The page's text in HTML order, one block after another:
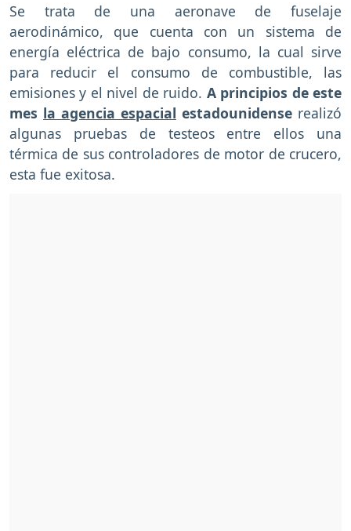
Se trata de una aeronave de fuselaje
aerodinámico, que cuenta con un sistema de
energía eléctrica de bajo consumo, la cual sirve
para reducir el consumo de combustible, las
emisiones y el nivel de ruido. A principios de este
mes la agencia espacial estadounidense realizó
algunas pruebas de testeos entre ellos una
térmica de sus controladores de motor de crucero,
esta fue exitosa.